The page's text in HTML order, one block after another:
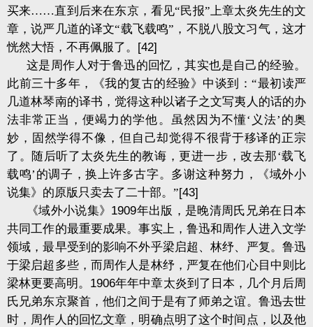
买来……直到后来在东京，看见“民报”上章太炎先生的文
章，说严几道的译文“载飞载鸣”，不脱八股文习气，这才
恍然大悟，不再佩服了。 [42]
这是周作人对于鲁迅的回忆，其实也是自己的经验。
此前三十多年，《我的复古的经验》中谈到：“最初读严
几道林琴南的译书，觉得这种以诸子之文写夷人的话的办
法非常正当，便竭力的学他。虽然因为不懂‘义法’的奥
妙，固然学得不像，但自己却觉得不很背于移译的正宗
了。随后听了太炎先生的教诲，更进一步，改去那‘载飞
载鸣’的调子，换上许多古字。多谢这种努力，《域外小
说集》的原版只卖去了二十部。”[43]
《域外小说集》 1909年出版，是晚清周氏兄弟在日本
共同工作的最重要成果。事实上，鲁迅和周作人进入文学
领域，最早受到的影响不外乎梁启超、林纾、严复。鲁迅
于梁启超多些，而周作人是林纾，严复在他们心目中则比
梁林更要高明。 1906年年中章太炎到了日本，几个月后周
氏兄弟东京聚首，他们之间于是有了师弟之谊。鲁迅去世
时，周作人的回忆文章，明确点明了这个时间点，以及他